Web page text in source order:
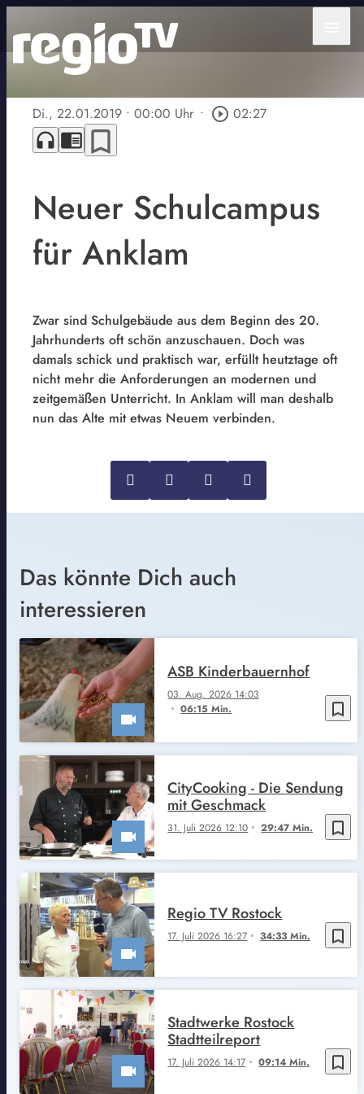
Di., 22.01.2019 • 00:00 Uhr • play_circle_outline 02:27
headphones chrome_reader_mode bookmark_border
Neuer Schulcampus
für Anklam
Zwar sind Schulgebäude aus dem Beginn des 20.
Jahrhunderts oft schön anzuschauen. Doch was
damals schick und praktisch war, erfüllt heutztage oft
nicht mehr die Anforderungen an modernen und
zeitgemäßen Unterricht. In Anklam will man deshalb
nun das Alte mit etwas Neuem verbinden.
Das könnte Dich auch
interessieren
bookmark_border
03. Aug. 2026 14:03
06:15 Min.
ASB Kinderbauernhof
bookmark_border
31. Juli 2026 12:10 29:47 Min.
CityCooking - Die Sendung
mit Geschmack
bookmark_border
17. Juli 2026 16:27 34:33 Min.
Regio TV Rostock
bookmark_border
17. Juli 2026 14:17 09:14 Min.
Stadtwerke Rostock
Stadtteilreport